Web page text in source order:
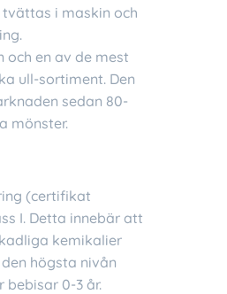
i maskin och
och en av de mest
ull-sortiment. Den
sedan 80-
mönster.
(certifikat
I. Detta innebär att
kemikalier
högsta nivån
0-3 år.